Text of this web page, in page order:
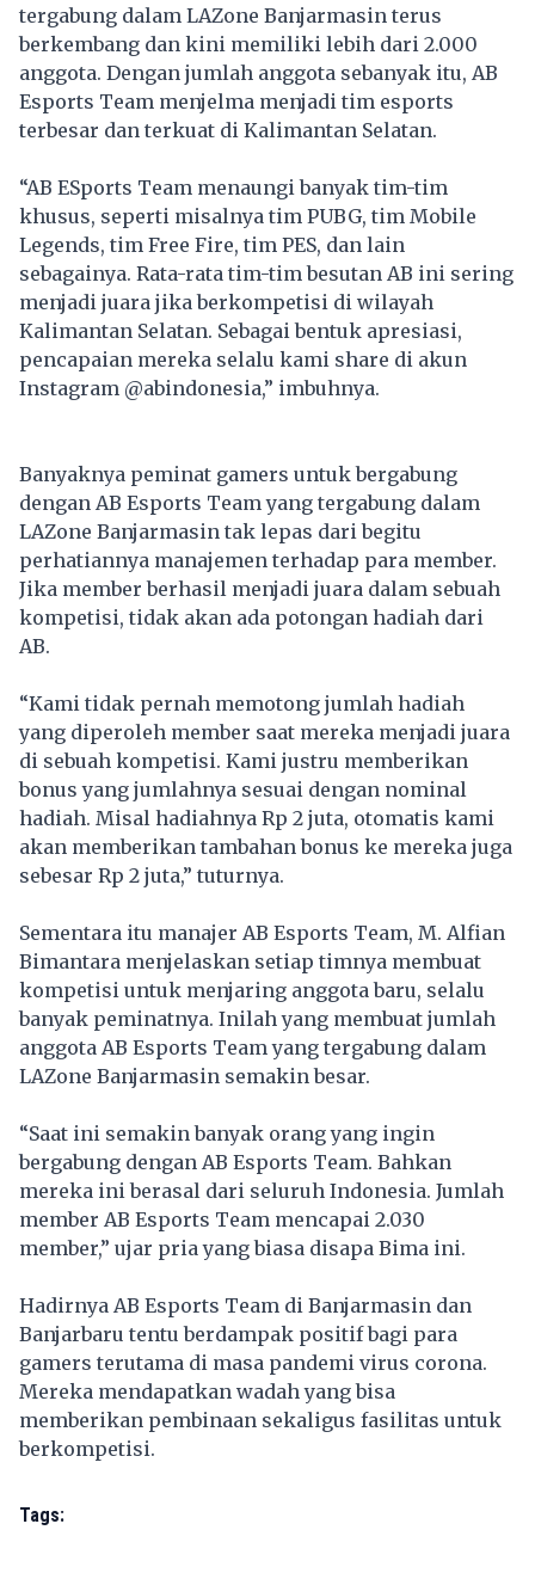
tergabung dalam LAZone Banjarmasin terus
berkembang dan kini memiliki lebih dari 2.000
anggota. Dengan jumlah anggota sebanyak itu, AB
Esports Team menjelma menjadi tim esports
terbesar dan terkuat di Kalimantan Selatan.
“AB ESports Team menaungi banyak tim-tim
khusus, seperti misalnya tim PUBG, tim Mobile
Legends, tim Free Fire, tim PES, dan lain
sebagainya. Rata-rata tim-tim besutan AB ini sering
menjadi juara jika berkompetisi di wilayah
Kalimantan Selatan. Sebagai bentuk apresiasi,
pencapaian mereka selalu kami share di akun
Instagram @abindonesia,” imbuhnya.
Banyaknya peminat gamers untuk bergabung
dengan AB Esports Team yang tergabung dalam
LAZone Banjarmasin tak lepas dari begitu
perhatiannya manajemen terhadap para member.
Jika member berhasil menjadi juara dalam sebuah
kompetisi, tidak akan ada potongan hadiah dari
AB.
“Kami tidak pernah memotong jumlah hadiah
yang diperoleh member saat mereka menjadi juara
di sebuah kompetisi. Kami justru memberikan
bonus yang jumlahnya sesuai dengan nominal
hadiah. Misal hadiahnya Rp 2 juta, otomatis kami
akan memberikan tambahan bonus ke mereka juga
sebesar Rp 2 juta,” tuturnya.
Sementara itu manajer AB Esports Team, M. Alfian
Bimantara menjelaskan setiap timnya membuat
kompetisi untuk menjaring anggota baru, selalu
banyak peminatnya. Inilah yang membuat jumlah
anggota AB Esports Team yang tergabung dalam
LAZone Banjarmasin semakin besar.
“Saat ini semakin banyak orang yang ingin
bergabung dengan AB Esports Team. Bahkan
mereka ini berasal dari seluruh Indonesia. Jumlah
member AB Esports Team mencapai 2.030
member,” ujar pria yang biasa disapa Bima ini.
Hadirnya AB Esports Team di Banjarmasin dan
Banjarbaru tentu berdampak positif bagi para
gamers terutama di masa pandemi virus corona.
Mereka mendapatkan wadah yang bisa
memberikan pembinaan sekaligus fasilitas untuk
berkompetisi.
Tags: